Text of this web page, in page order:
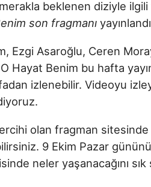
beklenen diziyle
son fragmanı
Ezgi Asaroğlu, Ceren
O Hayat Benim bu hafta
izlenebilir. Videoyu
olan fragman sitesinde
9 Ekim Pazar
neler yaşanacağını